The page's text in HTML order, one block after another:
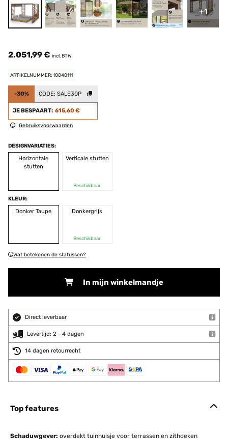
+1
2.051,99 € incl. BTW
ARTIKELNUMMER: 10040111
-30% CODE: SALE30P
JE BESPAART: 615,60 €
Gebruiksvoorwaarden
DESIGNVARIATIES:
Horizontale
stutten
Verticale stutten
Beschikbaar
KLEUR:
Donker Taupe
Donkergrijs
Beschikbaar
Wat betekenen de statussen?
In mijn winkelmandje
Direct leverbaar
Levertijd: 2 - 4 dagen
14 dagen retourrecht
Top features
Schaduwgever: overdekt tuinhuisje voor terrassen en zithoeken